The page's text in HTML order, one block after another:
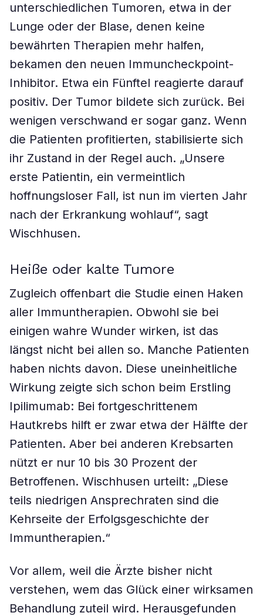
unterschiedlichen Tumoren, etwa in der
Lunge oder der Blase, denen keine
bewährten Therapien mehr halfen,
bekamen den neuen Immuncheckpoint-
Inhibitor. Etwa ein Fünftel reagierte darauf
positiv. Der Tumor bildete sich zurück. Bei
wenigen verschwand er sogar ganz. Wenn
die Patienten profitierten, stabilisierte sich
ihr Zustand in der Regel auch. „Unsere
erste Patientin, ein vermeintlich
hoffnungsloser Fall, ist nun im vierten Jahr
nach der Erkrankung wohlauf“, sagt
Wischhusen.
Heiße oder kalte Tumore
Zugleich offenbart die Studie einen Haken
aller Immuntherapien. Obwohl sie bei
einigen wahre Wunder wirken, ist das
längst nicht bei allen so. Manche Patienten
haben nichts davon. Diese uneinheitliche
Wirkung zeigte sich schon beim Erstling
Ipilimumab: Bei fortgeschrittenem
Hautkrebs hilft er zwar etwa der Hälfte der
Patienten. Aber bei anderen Krebsarten
nützt er nur 10 bis 30 Prozent der
Betroffenen. Wischhusen urteilt: „Diese
teils niedrigen Ansprechraten sind die
Kehrseite der Erfolgsgeschichte der
Immuntherapien.“
Vor allem, weil die Ärzte bisher nicht
verstehen, wem das Glück einer wirksamen
Behandlung zuteil wird. Herausgefunden